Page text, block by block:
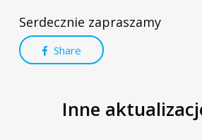
Serdecznie zapraszamy
Share
Inne